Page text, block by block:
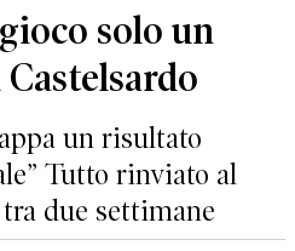
solo un
un risultato
Tutto rinviato al
due settimane